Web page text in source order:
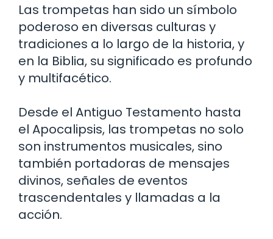
Las trompetas han sido un símbolo
poderoso en diversas culturas y
tradiciones a lo largo de la historia, y
en la Biblia, su significado es profundo
y multifacético.
Desde el Antiguo Testamento hasta
el Apocalipsis, las trompetas no solo
son instrumentos musicales, sino
también portadoras de mensajes
divinos, señales de eventos
trascendentales y llamadas a la
acción.